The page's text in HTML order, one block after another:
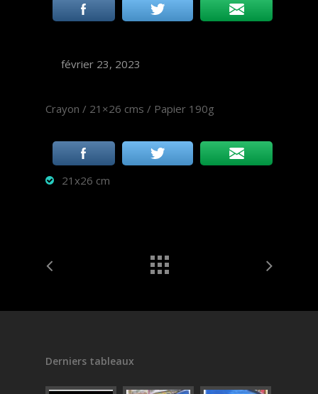
février 23, 2023
Crayon / 21×26 cms / Papier 190g
21x26 cm
Derniers tableaux